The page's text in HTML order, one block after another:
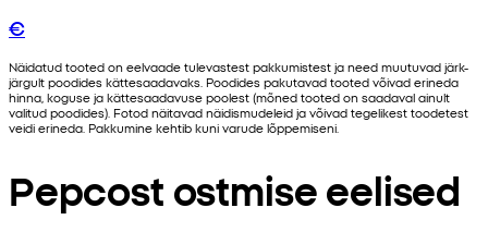
€
Näidatud tooted on eelvaade tulevastest pakkumistest ja need muutuvad järk-
järgult poodides kättesaadavaks. Poodides pakutavad tooted võivad erineda
hinna, koguse ja kättesaadavuse poolest (mõned tooted on saadaval ainult
valitud poodides). Fotod näitavad näidismudeleid ja võivad tegelikest toodetest
veidi erineda. Pakkumine kehtib kuni varude lõppemiseni.
Pepcost ostmise eelised